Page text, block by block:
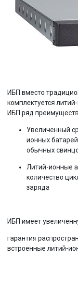
ИБП вместо
комплектуется
ИБП ряд
Увеличенный
ионных
обычных
Литий-ионные
количество
заряда
ИБП имеет
гарантия
встроенные литий-